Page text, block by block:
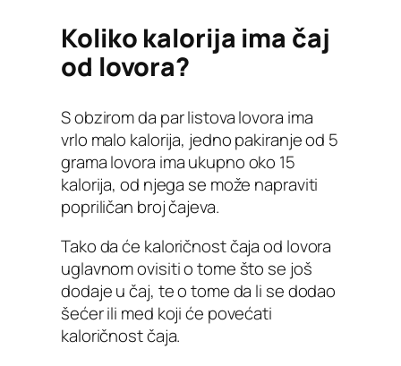
Koliko kalorija ima čaj
od lovora?
S obzirom da par listova lovora ima
vrlo malo kalorija, jedno pakiranje od 5
grama lovora ima ukupno oko 15
kalorija, od njega se može napraviti
popriličan broj čajeva.
Tako da će kaloričnost čaja od lovora
uglavnom ovisiti o tome što se još
dodaje u čaj, te o tome da li se dodao
šećer ili med koji će povećati
kaloričnost čaja.